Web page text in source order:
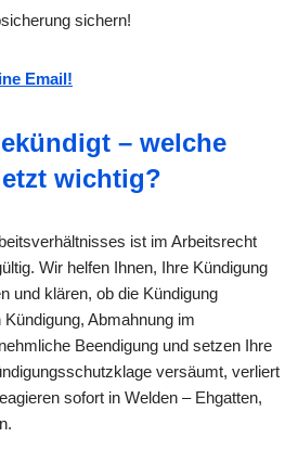
sichern!
Email!
– welche
wichtig?
ist im Arbeitsrecht
Wir helfen Ihnen, Ihre Kündigung
und klären, ob die Kündigung
Abmahnung im
Beendigung und setzen Ihre
versäumt, verliert
sofort in Welden – Ehgatten,